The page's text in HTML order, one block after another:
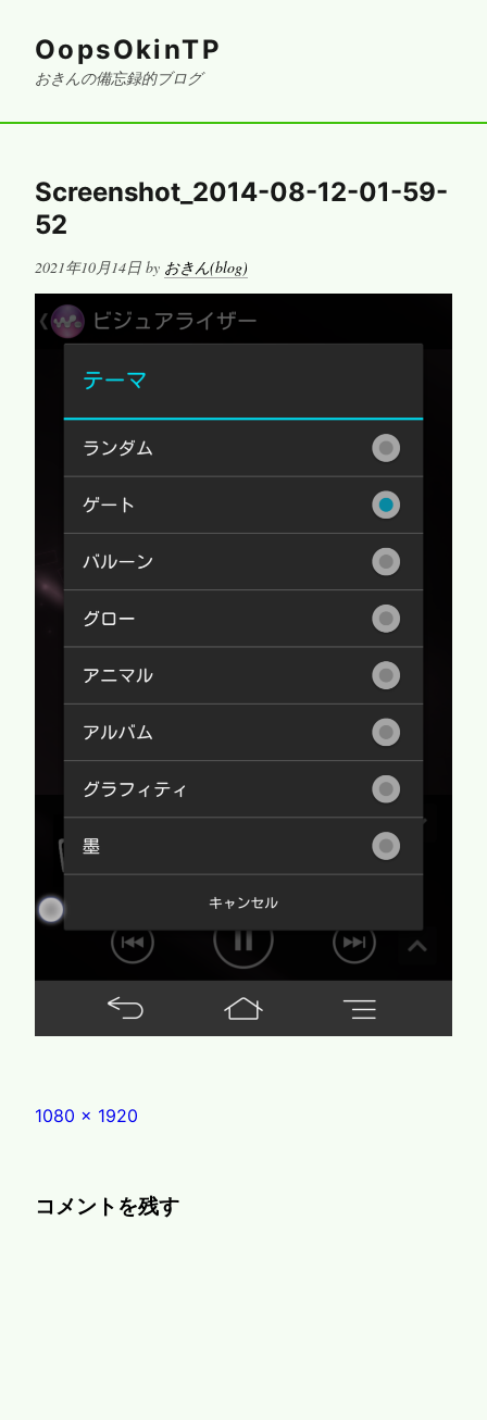
OopsOkinTP
おきんの備忘録的ブログ
Screenshot_2014-08-12-01-59-
52
Posted
2021年10月14日 by おきん(blog)
Full
1080 × 1920
コメントを残す